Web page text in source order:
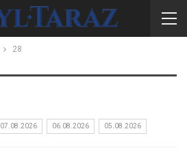
28
07.08.2026 06.08.2026 05.08.2026